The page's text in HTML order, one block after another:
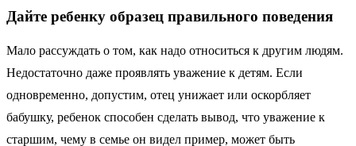
Дайте ребенку образец правильного поведения
Мало рассуждать о том, как надо относиться к другим людям.
Недостаточно даже проявлять уважение к детям. Если
одновременно, допустим, отец унижает или оскорбляет
бабушку, ребенок способен сделать вывод, что уважение к
старшим, чему в семье он видел пример, может быть